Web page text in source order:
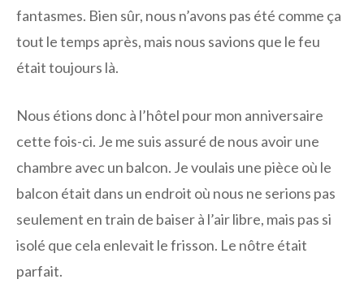
fantasmes. Bien sûr, nous n’avons pas été comme ça
tout le temps après, mais nous savions que le feu
était toujours là.
Nous étions donc à l’hôtel pour mon anniversaire
cette fois-ci. Je me suis assuré de nous avoir une
chambre avec un balcon. Je voulais une pièce où le
balcon était dans un endroit où nous ne serions pas
seulement en train de baiser à l’air libre, mais pas si
isolé que cela enlevait le frisson. Le nôtre était
parfait.